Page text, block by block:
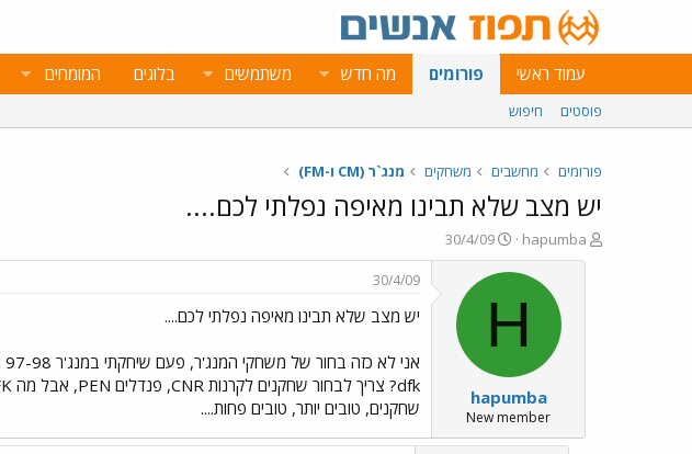
עמוד ראשי פורומים מה חדש משתמשים בלוגים המומחים
פוסטים חיפוש
פורומים מחשבים משחקים מנג`ר (CM ו-FM)
יש מצב שלא תבינו מאיפה נפלתי לכם....
פ
ו
hapumba
פ
ו
ר
א
ר
י
ך
30/4/09
H
hapumba
New member
30/4/09
יש מצב שלא תבינו מאיפה נפלתי לכם....
שחקנים, טובים יותר, טובים פחות....